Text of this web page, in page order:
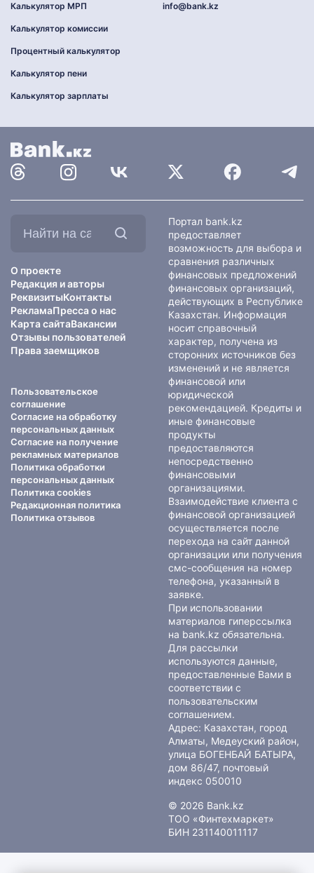
Калькулятор МРП
Калькулятор комиссии
Процентный калькулятор
Калькулятор пени
Калькулятор зарплаты
info@bank.kz
О проекте
Редакция и авторы
РеквизитыКонтакты
РекламаПресса о нас
Карта сайтаВакансии
Отзывы пользователей
Права заемщиков
Пользовательское
соглашение
Согласие на обработку
персональных данных
Согласие на получение
рекламных материалов
Политика обработки
персональных данных
Политика cookies
Редакционная политика
Политика отзывов
Портал bank.kz
предоставляет
возможность для выбора и
сравнения различных
финансовых предложений
финансовых организаций,
действующих в Республике
Казахстан. Информация
носит справочный
характер, получена из
сторонних источников без
изменений и не является
финансовой или
юридической
рекомендацией. Кредиты и
иные финансовые
продукты
предоставляются
непосредственно
финансовыми
организациями.
Взаимодействие клиента с
финансовой организацией
осуществляется после
перехода на сайт данной
организации или получения
смс-сообщения на номер
телефона, указанный в
заявке.
При использовании
материалов гиперссылка
на bank.kz обязательна.
Для рассылки
используются данные,
предоставленные Вами в
соответствии с
пользовательским
соглашением.
Адрес: Казахстан, город
Алматы, Медеуский район,
улица БОГЕНБАЙ БАТЫРА,
дом 86/47, почтовый
индекс 050010
© 2026 Bank.kz
ТОО «Финтехмаркет»
БИН 231140011117